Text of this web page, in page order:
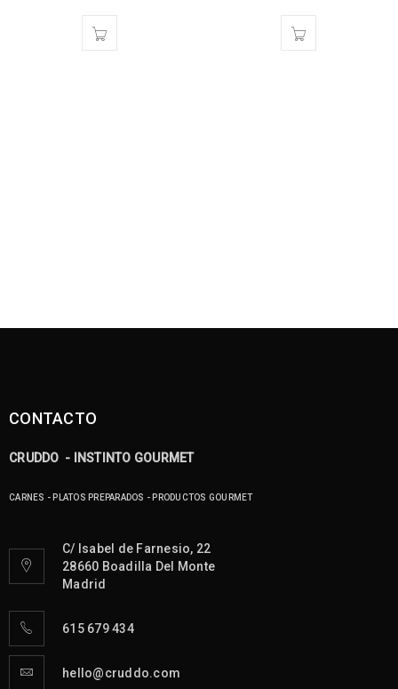
CONTACTO
CRUDDO - INSTINTO GOURMET
CARNES - PLATOS PREPARADOS - PRODUCTOS GOURMET
C/ Isabel de Farnesio, 22
28660 Boadilla Del Monte
Madrid
615 679 434
hello@cruddo.com